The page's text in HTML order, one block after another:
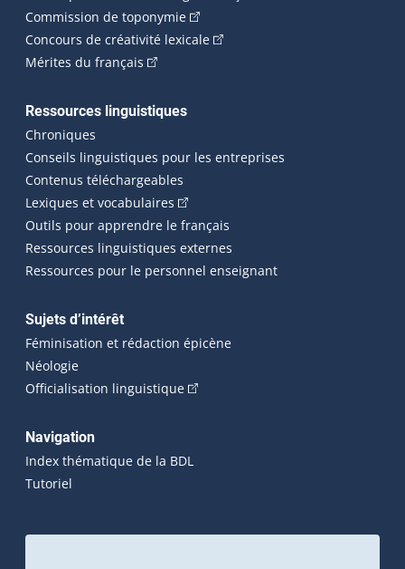
Commission de toponymie(Cet hyperlien externe s'ouvrira
Concours de créativité lexicale(Cet hyperlien externe
Mérites du français (Cet hyperlien externe s'ouvrira dans une
Ressources linguistiques
Chroniques
Conseils linguistiques pour les entreprises
Contenus téléchargeables
Lexiques et vocabulaires (Cet hyperlien externe s'ouvrira
Outils pour apprendre le français
Ressources linguistiques externes
Ressources pour le personnel enseignant
Sujets d’intérêt
Féminisation et rédaction épicène
Néologie
Officialisation linguistique(Cet hyperlien externe s'ouvrira
Navigation
Index thématique de la BDL
Tutoriel